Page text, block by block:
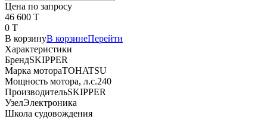
Цена по запросу
46 600 T
0 T
В корзинуВ корзинеПерейти
Характеристики
БрендSKIPPER
Марка мотораTOHATSU
Мощность мотора, л.с.240
ПроизводительSKIPPER
УзелЭлектроника
Школа судовождения